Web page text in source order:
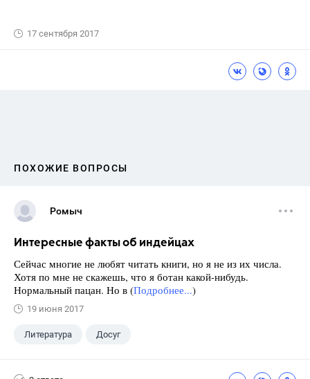
17 сентября 2017
ПОХОЖИЕ ВОПРОСЫ
Ромыч
Интересные факты об индейцах
Сейчас многие не любят читать книги, но я не из их числа.
Хотя по мне не скажешь, что я ботан какой-нибудь.
Нормальный пацан. Но в (Подробнее...)
19 июня 2017
Литература Досуг